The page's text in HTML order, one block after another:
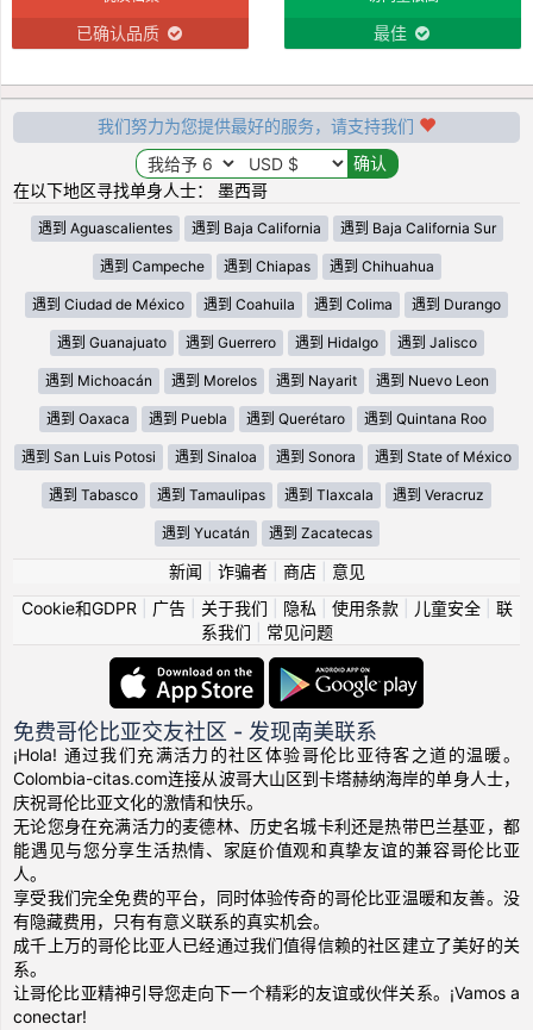
已确认品质 最佳
我们努力为您提供最好的服务，请支持我们
在以下地区寻找单身人士： 墨西哥
遇到 Aguascalientes 遇到 Baja California 遇到 Baja California Sur
遇到 Campeche 遇到 Chiapas 遇到 Chihuahua
遇到 Ciudad de México 遇到 Coahuila 遇到 Colima 遇到 Durango
遇到 Guanajuato 遇到 Guerrero 遇到 Hidalgo 遇到 Jalisco
遇到 Michoacán 遇到 Morelos 遇到 Nayarit 遇到 Nuevo Leon
遇到 Oaxaca 遇到 Puebla 遇到 Querétaro 遇到 Quintana Roo
遇到 San Luis Potosi 遇到 Sinaloa 遇到 Sonora 遇到 State of México
遇到 Tabasco 遇到 Tamaulipas 遇到 Tlaxcala 遇到 Veracruz
遇到 Yucatán 遇到 Zacatecas
新闻 诈骗者| 商店| 意见
Cookie和GDPR
广告| 关于我们 隐私 使用条款| 儿童安全| 联
系我们
常见问题
免费哥伦比亚交友社区 - 发现南美联系
¡Hola! 通过我们充满活力的社区体验哥伦比亚待客之道的温暖。
Colombia-citas.com连接从波哥大山区到卡塔赫纳海岸的单身人士，
庆祝哥伦比亚文化的激情和快乐。
无论您身在充满活力的麦德林、历史名城卡利还是热带巴兰基亚，都
能遇见与您分享生活热情、家庭价值观和真挚友谊的兼容哥伦比亚
人。
享受我们完全免费的平台，同时体验传奇的哥伦比亚温暖和友善。没
有隐藏费用，只有有意义联系的真实机会。
成千上万的哥伦比亚人已经通过我们值得信赖的社区建立了美好的关
系。
让哥伦比亚精神引导您走向下一个精彩的友谊或伙伴关系。¡Vamos a
conectar!